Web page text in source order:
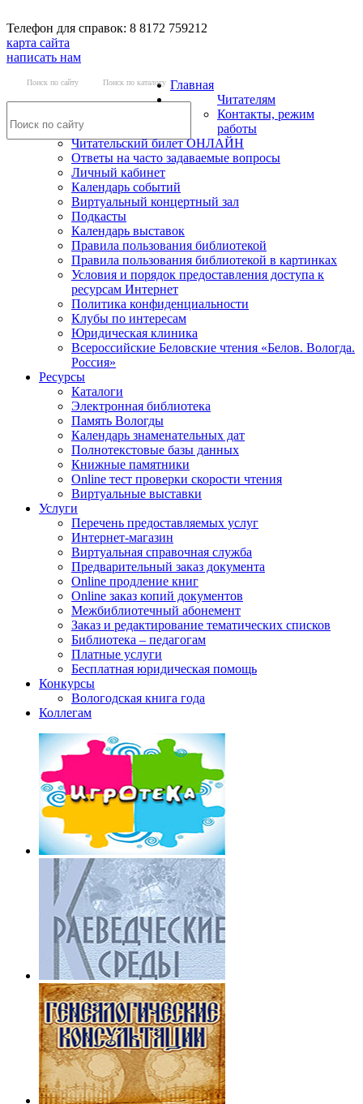
Телефон для справок: 8 8172 759212
карта сайта
написать нам
Поиск по сайту Поиск по каталогу Главная
Читателям
Контакты, режим
работы
Читательский билет ОНЛАЙН
Ответы на часто задаваемые вопросы
Личный кабинет
Календарь событий
Виртуальный концертный зал
Подкасты
Календарь выставок
Правила пользования библиотекой
Правила пользования библиотекой в картинках
Условия и порядок предоставления доступа к
ресурсам Интернет
Политика конфиденциальности
Клубы по интересам
Юридическая клиника
Всероссийские Беловские чтения «Белов. Вологда.
Россия»
Ресурсы
Каталоги
Электронная библиотека
Память Вологды
Календарь знаменательных дат
Полнотекстовые базы данных
Книжные памятники
Online тест проверки скорости чтения
Виртуальные выставки
Услуги
Перечень предоставляемых услуг
Интернет-магазин
Виртуальная справочная служба
Предварительный заказ документа
Online продление книг
Online заказ копий документов
Межбиблиотечный абонемент
Заказ и редактирование тематических списков
Библиотека – педагогам
Платные услуги
Бесплатная юридическая помощь
Конкурсы
Вологодская книга года
Коллегам